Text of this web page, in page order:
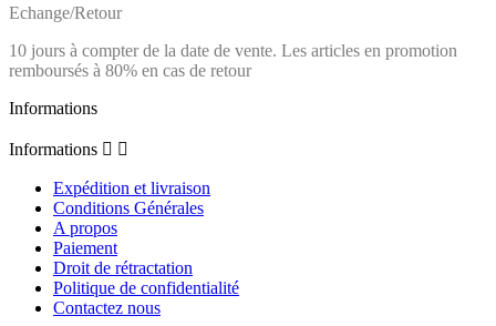
Echange/Retour
10 jours à compter de la date de vente. Les articles en promotion
remboursés à 80% en cas de retour
Informations
Informations  
Expédition et livraison
Conditions Générales
A propos
Paiement
Droit de rétractation
Politique de confidentialité
Contactez nous